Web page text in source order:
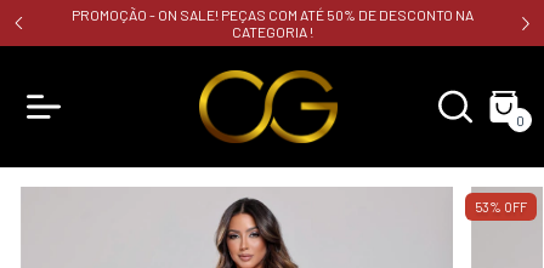
PROMOÇÃO - ON SALE! PEÇAS COM ATÉ 50% DE DESCONTO NA
CATEGORIA !
0
53% OFF